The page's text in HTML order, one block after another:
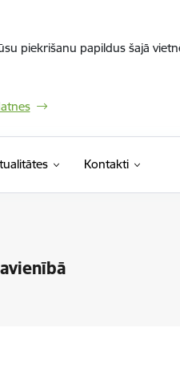
piekrišanu papildus šajā
Kontakti